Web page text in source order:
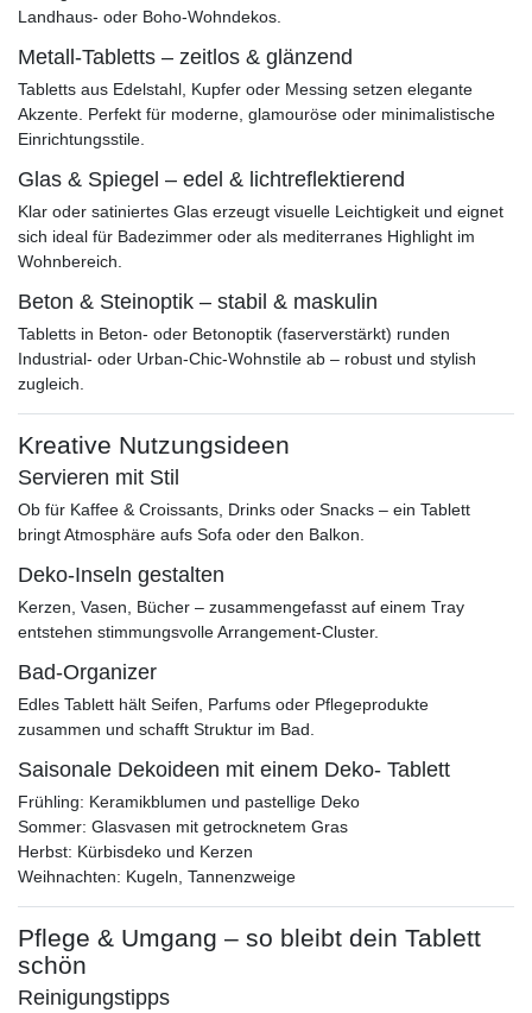
Landhaus- oder Boho-Wohndekos.
Metall-Tabletts – zeitlos & glänzend
Tabletts aus Edelstahl, Kupfer oder Messing setzen elegante
Akzente. Perfekt für moderne, glamouröse oder minimalistische
Einrichtungsstile.
Glas & Spiegel – edel & lichtreflektierend
Klar oder satiniertes Glas erzeugt visuelle Leichtigkeit und eignet
sich ideal für Badezimmer oder als mediterranes Highlight im
Wohnbereich.
Beton & Steinoptik – stabil & maskulin
Tabletts in Beton- oder Betonoptik (faserverstärkt) runden
Industrial- oder Urban-Chic-Wohnstile ab – robust und stylish
zugleich.
Kreative Nutzungsideen
Servieren mit Stil
Ob für Kaffee & Croissants, Drinks oder Snacks – ein Tablett
bringt Atmosphäre aufs Sofa oder den Balkon.
Deko-Inseln gestalten
Kerzen, Vasen, Bücher – zusammengefasst auf einem Tray
entstehen stimmungsvolle Arrangement-Cluster.
Bad-Organizer
Edles Tablett hält Seifen, Parfums oder Pflegeprodukte
zusammen und schafft Struktur im Bad.
Saisonale Dekoideen mit einem Deko- Tablett
Frühling: Keramikblumen und pastellige Deko
Sommer: Glasvasen mit getrocknetem Gras
Herbst: Kürbisdeko und Kerzen
Weihnachten: Kugeln, Tannenzweige
Pflege & Umgang – so bleibt dein Tablett
schön
Reinigungstipps